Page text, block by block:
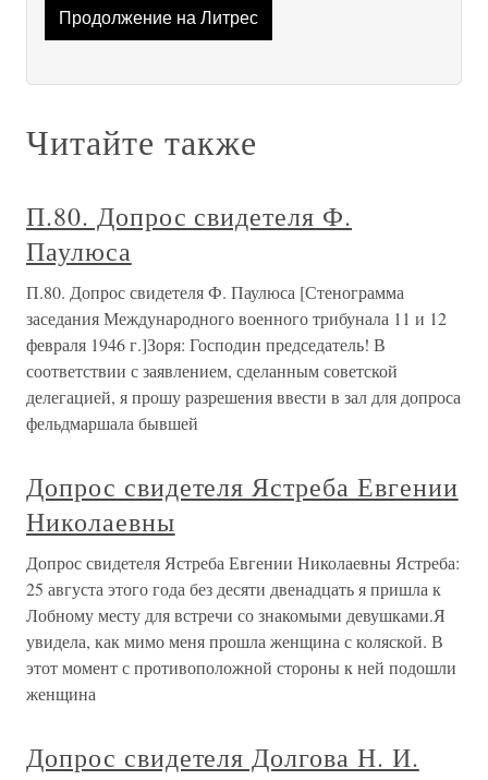
Продолжение на Литрес
Читайте также
П.80. Допрос свидетеля Ф.
Паулюса
П.80. Допрос свидетеля Ф. Паулюса [Стенограмма
заседания Международного военного трибунала 11 и 12
февраля 1946 г.]Зоря: Господин председатель! В
соответствии с заявлением, сделанным советской
делегацией, я прошу разрешения ввести в зал для допроса
фельдмаршала бывшей
Допрос свидетеля Ястреба Евгении
Николаевны
Допрос свидетеля Ястреба Евгении Николаевны Ястреба:
25 августа этого года без десяти двенадцать я пришла к
Лобному месту для встречи со знакомыми девушками.Я
увидела, как мимо меня прошла женщина с коляской. В
этот момент с противоположной стороны к ней подошли
женщина
Допрос свидетеля Долгова Н. И.